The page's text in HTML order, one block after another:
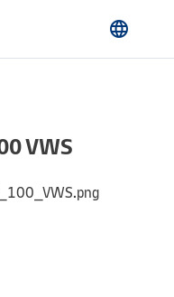
language
VWS